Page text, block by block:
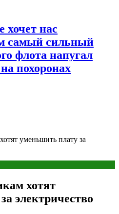
нас
самый сильный
флота напугал
похоронах
уменьшить плату за
хотят
электричество